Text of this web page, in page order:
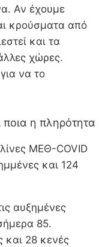
Αν έχουμε
κρούσματα από
και τα
χώρες.
να το
η πληρότητα
ΜΕΘ-COVID
και 124
αυξημένες
85.
και 28 κενές